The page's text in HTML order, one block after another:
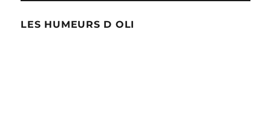
LES HUMEURS D OLI